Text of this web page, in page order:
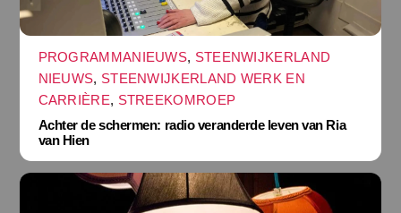
PROGRAMMANIEUWS, STEENWIJKERLAND
NIEUWS, STEENWIJKERLAND WERK EN
CARRIÈRE, STREEKOMROEP
Achter de schermen: radio veranderde leven van Ria
van Hien